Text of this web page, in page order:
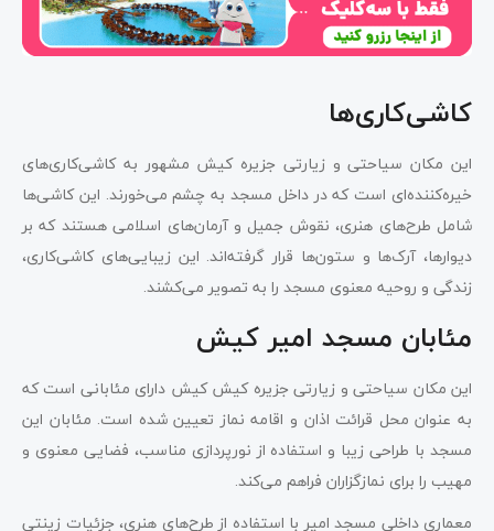
کاشی‌کاری‌ها
این مکان سیاحتی و زیارتی جزیره کیش مشهور به کاشی‌کاری‌های
خیره‌کننده‌ای است که در داخل مسجد به چشم می‌خورند. این کاشی‌ها
شامل طرح‌های هنری، نقوش جمیل و آرمان‌های اسلامی هستند که بر
دیوارها، آرک‌ها و ستون‌ها قرار گرفته‌اند. این زیبایی‌های کاشی‌کاری،
زندگی و روحیه معنوی مسجد را به تصویر می‌کشند.
مئابان مسجد امیر کیش
این مکان سیاحتی و زیارتی جزیره کیش کیش دارای مئابانی است که
به عنوان محل قرائت اذان و اقامه نماز تعیین شده است. مئابان این
مسجد با طراحی زیبا و استفاده از نورپردازی مناسب، فضایی معنوی و
مهیب را برای نمازگزاران فراهم می‌کند.
معماری داخلی مسجد امیر با استفاده از طرح‌های هنری، جزئیات زینتی